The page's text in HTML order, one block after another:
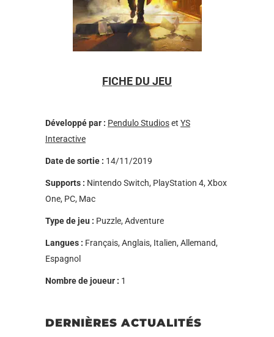
FICHE DU JEU
Développé par : Pendulo Studioset YS
Interactive
Date de sortie : 14/11/2019
Supports : Nintendo Switch, PlayStation 4, Xbox
One, PC, Mac
Type de jeu : Puzzle, Adventure
Langues : Français, Anglais, Italien, Allemand,
Espagnol
Nombre de joueur : 1
DERNIÈRES ACTUALITÉS